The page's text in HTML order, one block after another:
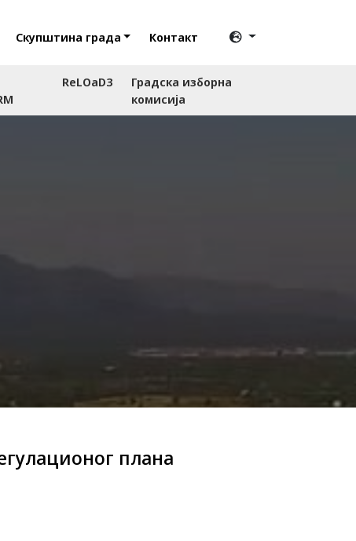
Скупштина града Контакт
ReLOaD3
Градска изборна
комисија
плана